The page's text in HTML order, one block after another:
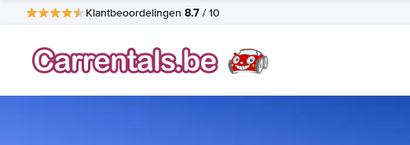
Klantbeoordelingen 8.7 / 10